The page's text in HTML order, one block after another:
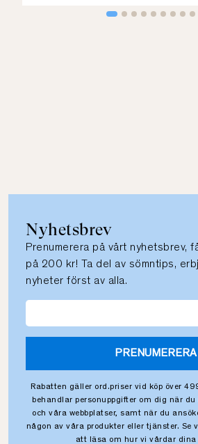
Nyhetsbrev
Prenumerera på vårt nyhetsbrev,
på 200 kr! Ta del av sömntips,
nyheter först av alla.
PRENUMERERA
Rabatten gäller ord.priser vid köp över
behandlar personuppgifter om dig när
och våra webbplatser, samt när du
någon av våra produkter eller tjänster. Se
att läsa om hur vi vårdar dina